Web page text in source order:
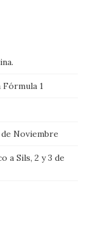
Fórmula 1
Noviembre
a Sils, 2 y 3 de